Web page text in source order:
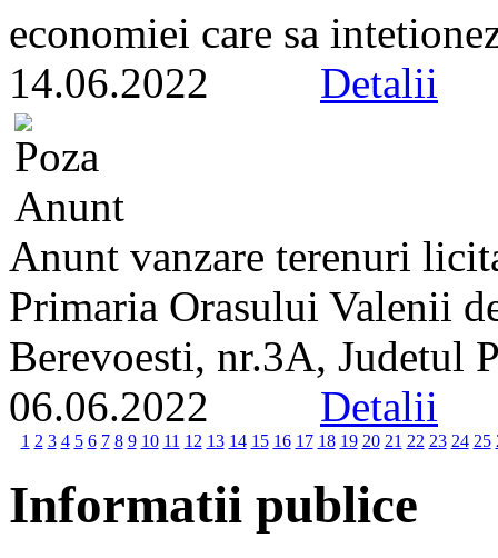
economiei care sa
14.06.2022 Detalii
Anunt vanzare terenuri
Primaria Orasului Valenii
Berevoesti, nr.3A, Judetul
06.06.2022 Detalii
1 2 3 4 5 6 7 8 9 10 11 12 13 14 15 16 17 18 19 20 21 22 23 24 25
Informatii publice